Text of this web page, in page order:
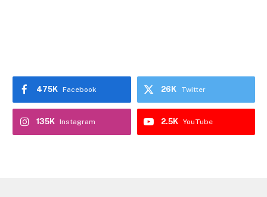
Facebook
475K Twitter
26K
Instagram
135K YouTube
2.5K